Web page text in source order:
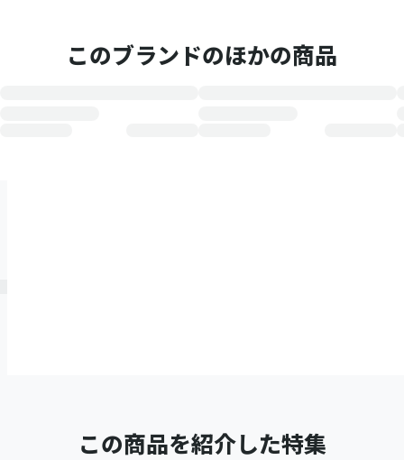
このブランドのほかの商品
この商品を紹介した特集